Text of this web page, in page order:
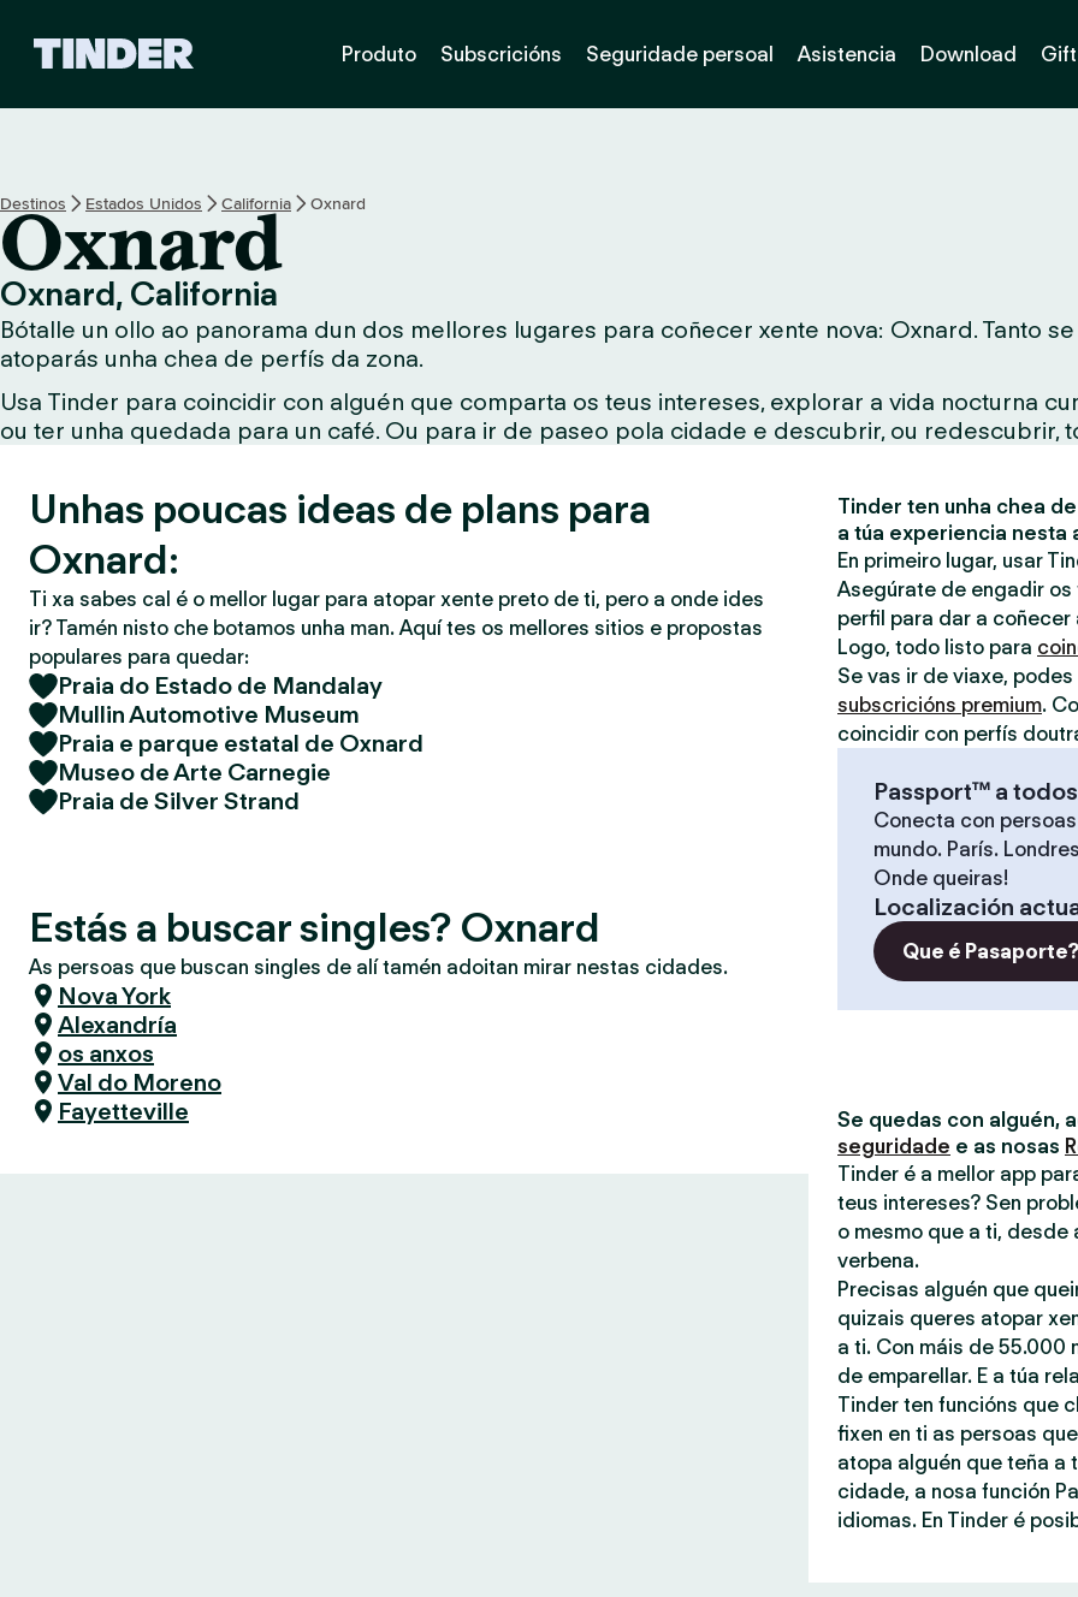
H
o
e
Produto Subscricións Seguridade persoal Asistencia Download
Destinos Estados Unidos California Oxnard
Oxnard
Oxnard, California
Bótalle un ollo ao panorama dun dos mellores lugares para coñecer xente nova: Oxnard. Tanto
atoparás unha chea de perfís da zona.
Usa Tinder para coincidir con alguén que comparta os teus intereses, explorar a vida nocturna
ou ter unha quedada para un café. Ou para ir de paseo pola cidade e descubrir, ou redescubrir,
Unhas poucas ideas de plans para
Oxnard:
Ti xa sabes cal é o mellor lugar para atopar xente preto de ti, pero a onde ides
ir? Tamén nisto che botamos unha man. Aquí tes os mellores sitios e propostas
populares para quedar:
Praia do Estado de Mandalay
Mullin Automotive Museum
Praia e parque estatal de Oxnard
Museo de Arte Carnegie
Praia de Silver Strand
Estás a buscar singles? Oxnard
As persoas que buscan singles de alí tamén adoitan mirar nestas cidades.
Nova York
Alexandría
os anxos
Val do Moreno
Fayetteville
Tinder ten unha chea
a túa experiencia nesta
En primeiro lugar, usar
Asegúrate de engadir
perfil para dar a
Logo, todo listo para
Se vas ir de viaxe, podes
subscricións premium.
coincidir con perfís
Passport™ a
Conecta con
mundo. París.
Onde queiras!
Localización
Que é Pasaporte?
Se quedas con alguén,
seguridade e as nosas
Tinder é a mellor app
teus intereses? Sen
o mesmo que a ti,
verbena.
Precisas alguén que
quizais queres atopar
a ti. Con máis de 55.000
de emparellar. E a túa
Tinder ten funcións que
fixen en ti as persoas
atopa alguén que teña a
cidade, a nosa función
idiomas. En Tinder é